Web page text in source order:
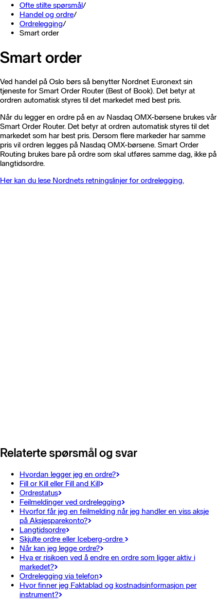
Ofte stilte spørsmål/
Handel og ordre/
Ordrelegging/
Smart order
Smart order
Ved handel på Oslo børs så benytter Nordnet Euronext sin
tjeneste for Smart Order Router (Best of Book). Det betyr at
ordren automatisk styres til det markedet med best pris.
Når du legger en ordre på en av Nasdaq OMX-børsene brukes vår
Smart Order Router. Det betyr at ordren automatisk styres til det
markedet som har best pris. Dersom flere markeder har samme
pris vil ordren legges på Nasdaq OMX-børsene. Smart Order
Routing brukes bare på ordre som skal utføres samme dag, ikke på
langtidsordre.
Her kan du lese Nordnets retningslinjer for ordrelegging.
Relaterte spørsmål og svar
Hvordan legger jeg en ordre?
Fill or Kill eller Fill and Kill
Ordrestatus
Feilmeldinger ved ordrelegging
Hvorfor får jeg en feilmelding når jeg handler en viss aksje
på Aksjesparekonto?
Langtidsordre
Skjulte ordre eller Iceberg-ordre
Når kan jeg legge ordre?
Hva er risikoen ved å endre en ordre som ligger aktiv i
markedet?
Ordrelegging via telefon
Hvor finner jeg Faktablad og kostnadsinformasjon per
instrument?